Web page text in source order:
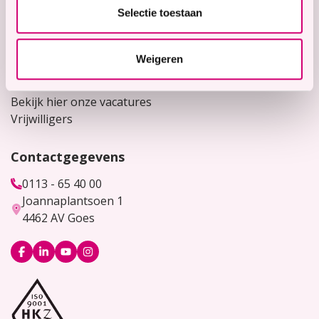
Selectie toestaan
Weigeren
Voor verwijzers
Werken bij
Bekijk hier onze vacatures
Vrijwilligers
Contactgegevens
0113 - 65 40 00
Joannaplantsoen 1
4462 AV Goes
Logo
Facebook
Logo
LinkedIn
LogoLogo